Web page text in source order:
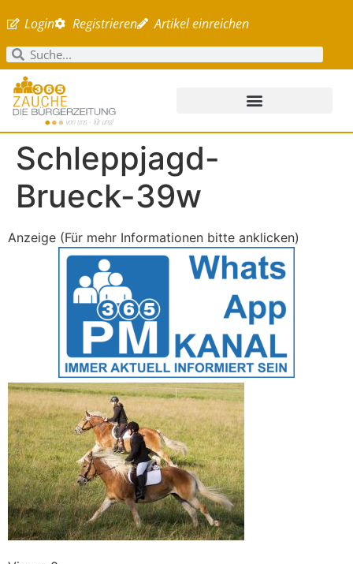
Login Registrieren Artikel einreichen
Schleppjagd-
Brueck-39w
Anzeige (Für mehr Informationen bitte anklicken)